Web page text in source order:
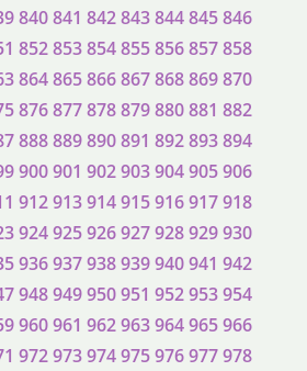
840841 842843844845846
852853854855856857858
864865866867868869870
876877878879880881 882
888889890891 892893894
900901 902903904905906
912913914915916917918
924925926927928929930
936937938939940941 942
948949950951 952953954
960961 962963964965966
972973974975976977978